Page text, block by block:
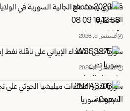
قناطري يبحث مع الجالية السورية في
القنصلية
أغسطس 9, 2026
سوريا تدين الاعتداء الإيراني على ناقلة
أغسطس 8, 2026
سوريا تدين اعتداءات ميليشيا الحوثي على
السعودية